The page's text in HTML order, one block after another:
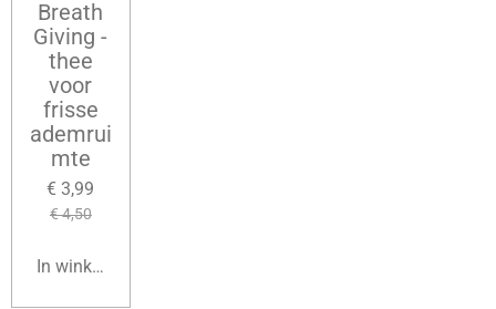
Breath
Giving -
thee
voor
frisse
ademrui
mte
€ 3,99
€ 4,50
In winkelwagen